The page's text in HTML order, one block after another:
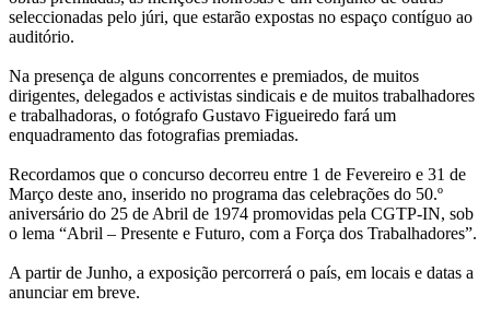
seleccionadas pelo júri, que estarão expostas no espaço contíguo ao
auditório.
Na presença de alguns concorrentes e premiados, de muitos
dirigentes, delegados e activistas sindicais e de muitos trabalhadores
e trabalhadoras, o fotógrafo Gustavo Figueiredo fará um
enquadramento das fotografias premiadas.
Recordamos que o concurso decorreu entre 1 de Fevereiro e 31 de
Março deste ano, inserido no programa das celebrações do 50.º
aniversário do 25 de Abril de 1974 promovidas pela CGTP-IN, sob
o lema “Abril – Presente e Futuro, com a Força dos Trabalhadores”.
A partir de Junho, a exposição percorrerá o país, em locais e datas a
anunciar em breve.